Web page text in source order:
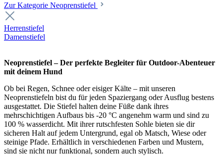
Zur Kategorie Neoprenstiefel
Herrenstiefel
Damenstiefel
Neoprenstiefel – Der perfekte Begleiter für Outdoor-Abenteuer
mit deinem Hund
Ob bei Regen, Schnee oder eisiger Kälte – mit unseren
Neoprenstiefeln bist du für jeden Spaziergang oder Ausflug bestens
ausgestattet. Die Stiefel halten deine Füße dank ihres
mehrschichtigen Aufbaus bis -20 °C angenehm warm und sind zu
100 % wasserdicht. Mit ihrer rutschfesten Sohle bieten sie dir
sicheren Halt auf jedem Untergrund, egal ob Matsch, Wiese oder
steinige Pfade. Erhältlich in verschiedenen Farben und Mustern,
sind sie nicht nur funktional, sondern auch stylisch.